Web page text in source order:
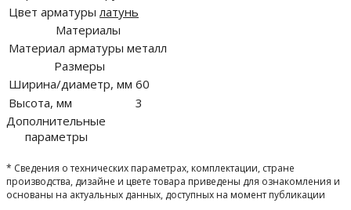
Цвет арматуры латунь
Материалы
Материал арматуры металл
Размеры
Ширина/диаметр, мм 60
Высота, мм
3
Дополнительные
параметры
* Сведения о технических параметрах, комплектации, стране
производства, дизайне и цвете товара приведены для ознакомления и
основаны на актуальных данных, доступных на момент публикации